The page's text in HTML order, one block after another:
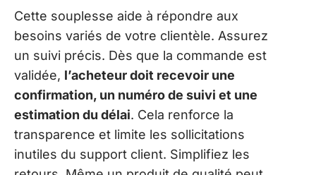
Cette souplesse aide à répondre aux
besoins variés de votre clientèle. Assurez
un suivi précis. Dès que la commande est
validée, l’acheteur doit recevoir une
confirmation, un numéro de suivi et une
estimation du délai. Cela renforce la
transparence et limite les sollicitations
inutiles du support client. Simplifiez les